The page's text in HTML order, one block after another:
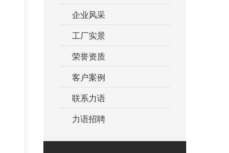
企业风采
工厂实景
荣誉资质
客户案例
联系力语
力语招聘